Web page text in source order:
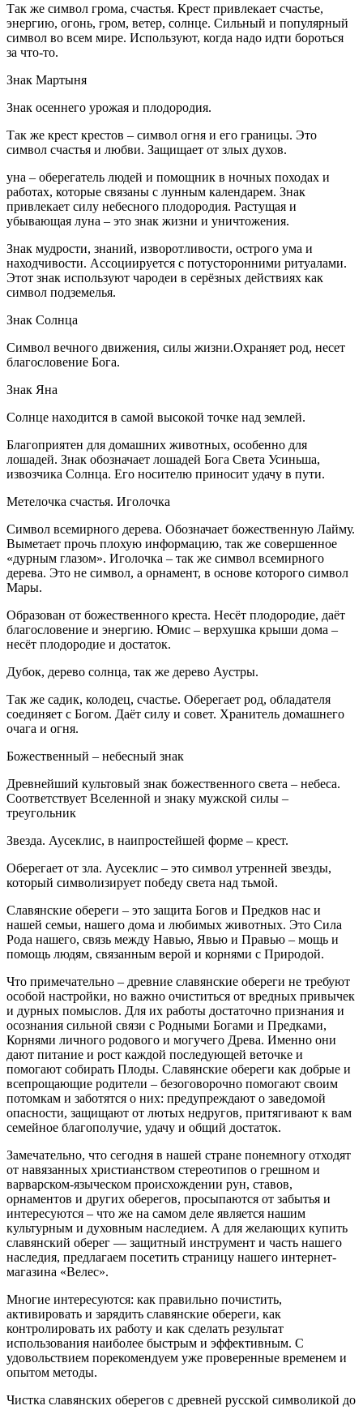
Так же символ грома, счастья. Крест привлекает счастье,
энергию, огонь, гром, ветер, солнце. Сильный и популярный
символ во всем мире. Используют, когда надо идти бороться
за что-то.
Знак Мартыня
Знак осеннего урожая и плодородия.
Так же крест крестов – символ огня и его границы. Это
символ счастья и любви. Защищает от злых духов.
уна – оберегатель людей и помощник в ночных походах и
работах, которые связаны с лунным календарем. Знак
привлекает силу небесного плодородия. Растущая и
убывающая луна – это знак жизни и уничтожения.
Знак мудрости, знаний, изворотливости, острого ума и
находчивости. Ассоциируется с потусторонними ритуалами.
Этот знак используют чародеи в серёзных действиях как
символ подземелья.
Знак Солнца
Символ вечного движения, силы жизни.Охраняет род, несет
благословение Бога.
Знак Яна
Солнце находится в самой высокой точке над землей.
Благоприятен для домашних животных, особенно для
лошадей. Знак обозначает лошадей Бога Света Усиньша,
извозчика Солнца. Его носителю приносит удачу в пути.
Метелочка счастья. Иголочка
Символ всемирного дерева. Обозначает божественную Лайму.
Выметает прочь плохую информацию, так же совершенное
«дурным глазом». Иголочка – так же символ всемирного
дерева. Это не символ, а орнамент, в основе которого символ
Мары.
Образован от божественного креста. Несёт плодородие, даёт
благословение и энергию. Юмис – верхушка крыши дома –
несёт плодородие и достаток.
Дубок, дерево солнца, так же дерево Аустры.
Так же садик, колодец, счастье. Оберегает род, обладателя
соединяет с Богом. Даёт силу и совет. Хранитель домашнего
очага и огня.
Божественный – небесный знак
Древнейший культовый знак божественного света – небеса.
Соответствует Вселенной и знаку мужской силы –
треугольник
Звезда. Аусеклис, в наипростейшей форме – крест.
Оберегает от зла. Аусеклис – это символ утренней звезды,
который символизирует победу света над тьмой.
Славянские обереги – это защита Богов и Предков нас и
нашей семьи, нашего дома и любимых животных. Это Сила
Рода нашего, связь между Навью, Явью и Правью – мощь и
помощь людям, связанным верой и корнями с Природой.
Что примечательно – древние славянские обереги не требуют
особой настройки, но важно очиститься от вредных привычек
и дурных помыслов. Для их работы достаточно признания и
осознания сильной связи с Родными Богами и Предками,
Корнями личного родового и могучего Древа. Именно они
дают питание и рост каждой последующей веточке и
помогают собирать Плоды. Славянские обереги как добрые и
всепрощающие родители – безоговорочно помогают своим
потомкам и заботятся о них: предупреждают о заведомой
опасности, защищают от лютых недругов, притягивают к вам
семейное благополучие, удачу и общий достаток.
Замечательно, что сегодня в нашей стране понемногу отходят
от навязанных христианством стереотипов о грешном и
варварском-языческом происхождении рун, ставов,
орнаментов и других оберегов, просыпаются от забытья и
интересуются – что же на самом деле является нашим
культурным и духовным наследием. А для желающих купить
славянский оберег — защитный инструмент и часть нашего
наследия, предлагаем посетить страницу нашего интернет-
магазина «Велес».
Многие интересуются: как правильно почистить,
активировать и зарядить славянские обереги, как
контролировать их работу и как сделать результат
использования наиболее быстрым и эффективным. С
удовольствием порекомендуем уже проверенные временем и
опытом методы.
Чистка славянских оберегов с древней русской символикой до